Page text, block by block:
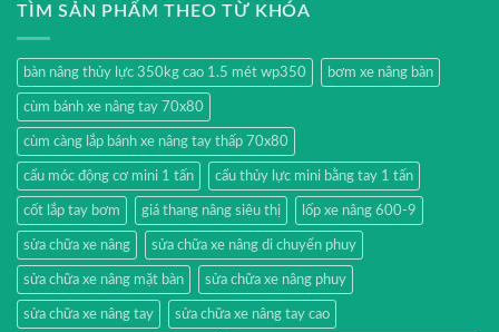
TÌM SẢN PHẨM THEO TỪ KHÓA
bàn nâng thủy lực 350kg cao 1.5 mét wp350 bơm xe nâng bàn
cùm bánh xe nâng tay 70x80
cùm càng lắp bánh xe nâng tay thấp 70x80
cẩu móc động cơ mini 1 tấn cẩu thủy lực mini bằng tay 1 tấn
cốt lắp tay bơm giá thang nâng siêu thị lốp xe nâng 600-9
sửa chữa xe nâng sửa chữa xe nâng di chuyển phuy
sửa chữa xe nâng mặt bàn sửa chữa xe nâng phuy
sửa chữa xe nâng tay sửa chữa xe nâng tay cao